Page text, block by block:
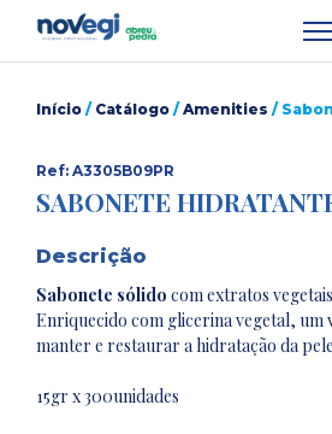
Início / Catálogo / Amenities /
Ref: A3305B09PR
SABONETE
Descrição
Sabonete sólido com extratos
Enriquecido com glicerina vegetal, um
manter e restaurar a hidratação da
15gr x 300unidades